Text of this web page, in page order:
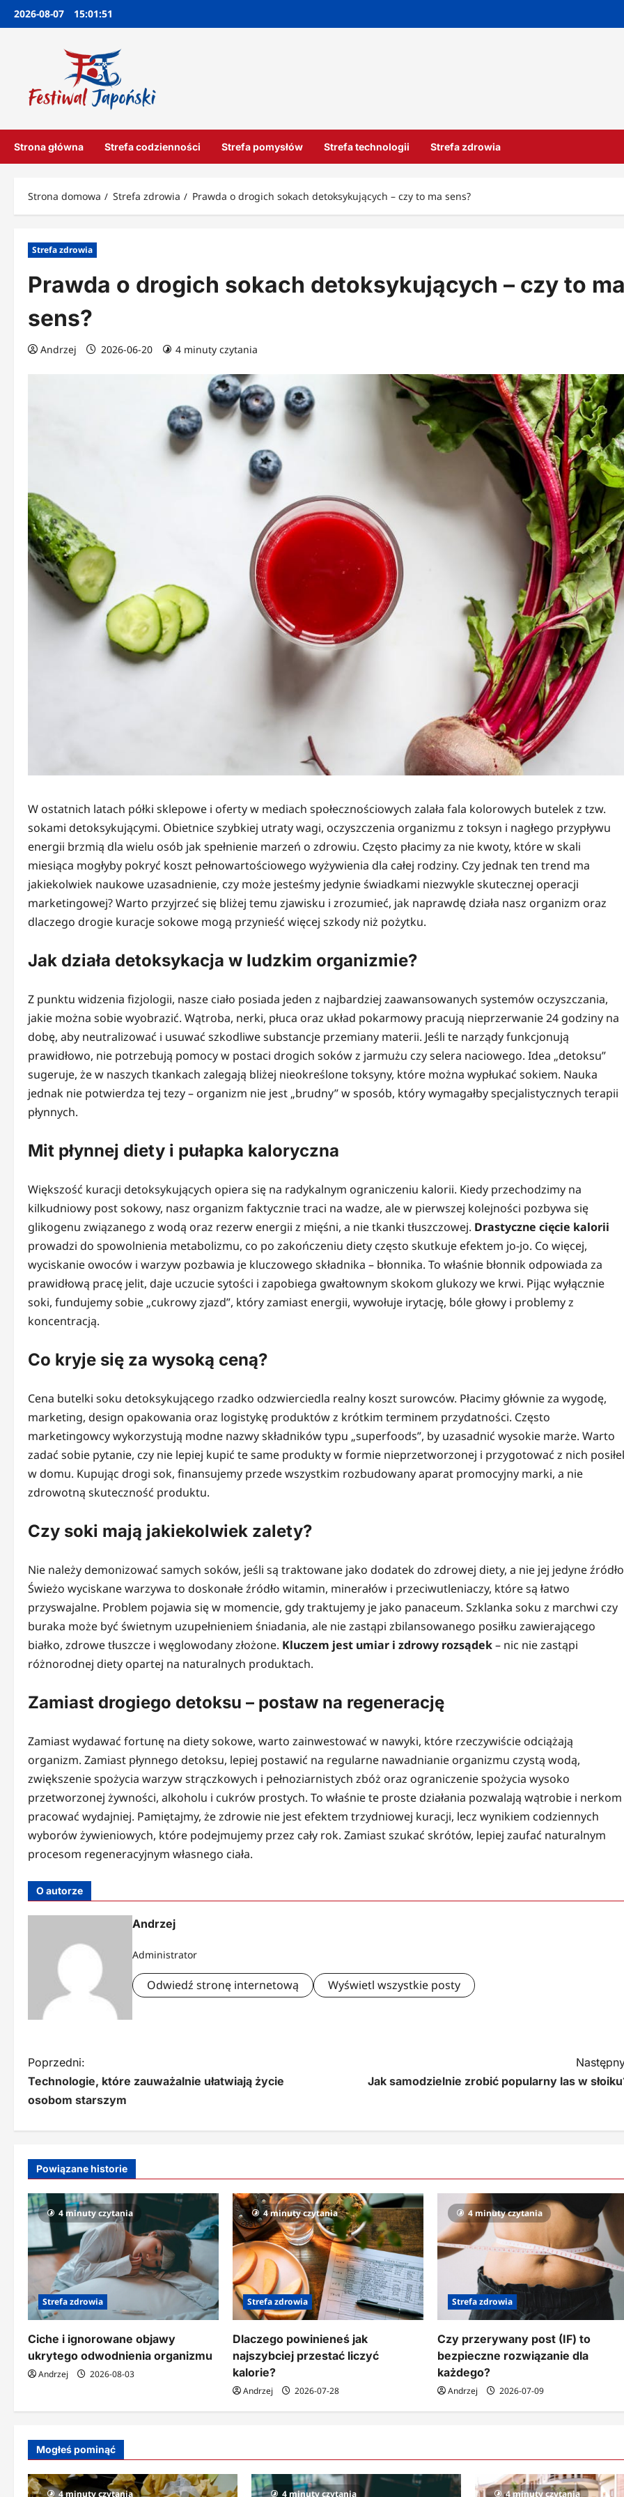
Przejdź
2026-08-07 15:01:52
Strona główna Strefa codzienności Strefa pomysłów Strefa technologii Strefa zdrowia
Strona domowa Strefa zdrowia Prawda o drogich sokach detoksykujących – czy to ma sens?
Strefa zdrowia
Prawda o drogich sokach detoksykujących – czy to
sens?
Andrzej 2026-06-20 4 minuty czytania
W ostatnich latach półki sklepowe i oferty w mediach społecznościowych zalała fala kolorowych butelek z tzw.
sokami detoksykującymi. Obietnice szybkiej utraty wagi, oczyszczenia organizmu z toksyn i nagłego przypływu
energii brzmią dla wielu osób jak spełnienie marzeń o zdrowiu. Często płacimy za nie kwoty, które w skali
miesiąca mogłyby pokryć koszt pełnowartościowego wyżywienia dla całej rodziny. Czy jednak ten trend ma
jakiekolwiek naukowe uzasadnienie, czy może jesteśmy jedynie świadkami niezwykle skutecznej operacji
marketingowej? Warto przyjrzeć się bliżej temu zjawisku i zrozumieć, jak naprawdę działa nasz organizm oraz
dlaczego drogie kuracje sokowe mogą przynieść więcej szkody niż pożytku.
Jak działa detoksykacja w ludzkim organizmie?
Z punktu widzenia fizjologii, nasze ciało posiada jeden z najbardziej zaawansowanych systemów oczyszczania,
jakie można sobie wyobrazić. Wątroba, nerki, płuca oraz układ pokarmowy pracują nieprzerwanie 24 godziny na
dobę, aby neutralizować i usuwać szkodliwe substancje przemiany materii. Jeśli te narządy funkcjonują
prawidłowo, nie potrzebują pomocy w postaci drogich soków z jarmużu czy selera naciowego. Idea „detoksu”
sugeruje, że w naszych tkankach zalegają bliżej nieokreślone toksyny, które można wypłukać sokiem. Nauka
jednak nie potwierdza tej tezy – organizm nie jest „brudny” w sposób, który wymagałby specjalistycznych terapii
płynnych.
Mit płynnej diety i pułapka kaloryczna
Większość kuracji detoksykujących opiera się na radykalnym ograniczeniu kalorii. Kiedy przechodzimy na
kilkudniowy post sokowy, nasz organizm faktycznie traci na wadze, ale w pierwszej kolejności pozbywa się
glikogenu związanego z wodą oraz rezerw energii z mięśni, a nie tkanki tłuszczowej. Drastyczne cięcie kalorii
prowadzi do spowolnienia metabolizmu, co po zakończeniu diety często skutkuje efektem jo-jo. Co więcej,
wyciskanie owoców i warzyw pozbawia je kluczowego składnika – błonnika. To właśnie błonnik odpowiada za
prawidłową pracę jelit, daje uczucie sytości i zapobiega gwałtownym skokom glukozy we krwi. Pijąc wyłącznie
soki, fundujemy sobie „cukrowy zjazd”, który zamiast energii, wywołuje irytację, bóle głowy i problemy z
koncentracją.
Co kryje się za wysoką ceną?
Cena butelki soku detoksykującego rzadko odzwierciedla realny koszt surowców. Płacimy głównie za wygodę,
marketing, design opakowania oraz logistykę produktów z krótkim terminem przydatności. Często
marketingowcy wykorzystują modne nazwy składników typu „superfoods”, by uzasadnić wysokie marże. Warto
zadać sobie pytanie, czy nie lepiej kupić te same produkty w formie nieprzetworzonej i przygotować z nich
w domu. Kupując drogi sok, finansujemy przede wszystkim rozbudowany aparat promocyjny marki, a nie
zdrowotną skuteczność produktu.
Czy soki mają jakiekolwiek zalety?
Nie należy demonizować samych soków, jeśli są traktowane jako dodatek do zdrowej diety, a nie jej jedyne
Świeżo wyciskane warzywa to doskonałe źródło witamin, minerałów i przeciwutleniaczy, które są łatwo
przyswajalne. Problem pojawia się w momencie, gdy traktujemy je jako panaceum. Szklanka soku z marchwi czy
buraka może być świetnym uzupełnieniem śniadania, ale nie zastąpi zbilansowanego posiłku zawierającego
białko, zdrowe tłuszcze i węglowodany złożone. Kluczem jest umiar i zdrowy rozsądek– nic nie zastąpi
różnorodnej diety opartej na naturalnych produktach.
Zamiast drogiego detoksu – postaw na regenerację
Zamiast wydawać fortunę na diety sokowe, warto zainwestować w nawyki, które rzeczywiście odciążają
organizm. Zamiast płynnego detoksu, lepiej postawić na regularne nawadnianie organizmu czystą wodą,
zwiększenie spożycia warzyw strączkowych i pełnoziarnistych zbóż oraz ograniczenie spożycia wysoko
przetworzonej żywności, alkoholu i cukrów prostych. To właśnie te proste działania pozwalają wątrobie i nerkom
pracować wydajniej. Pamiętajmy, że zdrowie nie jest efektem trzydniowej kuracji, lecz wynikiem codziennych
wyborów żywieniowych, które podejmujemy przez cały rok. Zamiast szukać skrótów, lepiej zaufać naturalnym
procesom regeneracyjnym własnego ciała.
O autorze
Andrzej
Administrator
Odwiedź stronę internetową Wyświetl wszystkie posty
N
a
g
a
c
a
w
p
i
s
Poprzedni:
Technologie, które zauważalnie ułatwiają życie
osobom starszym
Jak samodzielnie zrobić popularny las w
Powiązane historie
4 minuty czytania
Strefa zdrowia
Ciche i ignorowane objawy
ukrytego odwodnienia organizmu
Andrzej 2026-08-03
4 minuty czytania
Strefa zdrowia
Dlaczego powinieneś jak
najszybciej przestać liczyć
kalorie?
Andrzej 2026-07-28
4 minuty czytania
Strefa zdrowia
Czy przerywany post (IF) to
bezpieczne rozwiązanie dla
każdego?
Andrzej 2026-07-09
Mogłeś pominąć
4 minuty czytania 4 minuty czytania 4 minuty czytania